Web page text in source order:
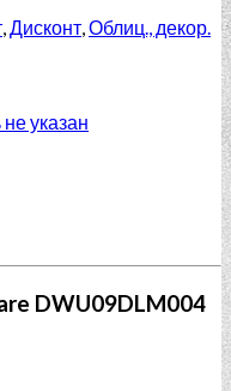
,Дисконт,Облиц., декор.
указан
DWU09DLM004